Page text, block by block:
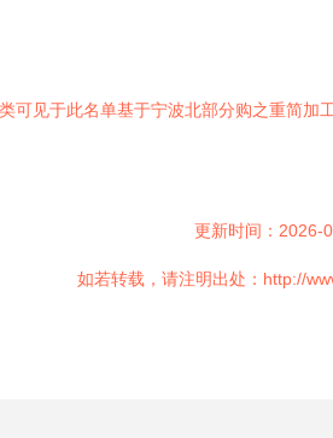
可见于此名单基于宁波北部分购之重简
更新时间：2026-
如若转载，请注明出处：http://